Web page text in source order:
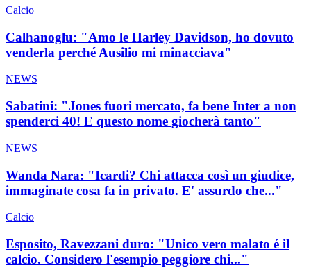
Calcio
Calhanoglu: "Amo le Harley Davidson, ho dovuto
venderla perché Ausilio mi minacciava"
NEWS
Sabatini: "Jones fuori mercato, fa bene Inter a non
spenderci 40! E questo nome giocherà tanto"
NEWS
Wanda Nara: "Icardi? Chi attacca così un giudice,
immaginate cosa fa in privato. E' assurdo che..."
Calcio
Esposito, Ravezzani duro: "Unico vero malato é il
calcio. Considero l'esempio peggiore chi..."